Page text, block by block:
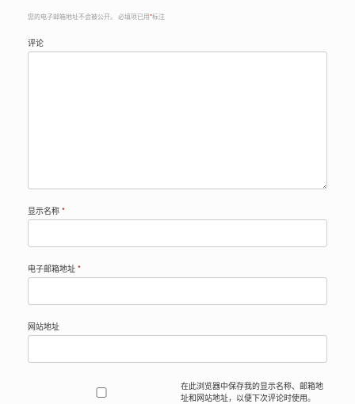
您的电子邮箱地址不会被公开。 必填项已用*标注
评论
显示名称 *
电子邮箱地址 *
网站地址
在此浏览器中保存我的显示名称、邮箱地
址和网站地址，以便下次评论时使用。